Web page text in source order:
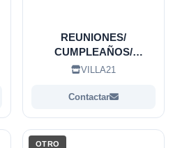
REUNIONES/
CUMPLEAÑOS/
ANIVERSARIOS
VILLA21
Contactar
OTRO